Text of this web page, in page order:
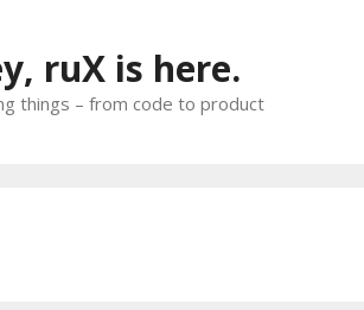
ruX is here.
things – from code to product